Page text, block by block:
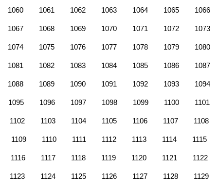
1060 1061 1062 1063 1064 1065 1066
1067 1068 1069 1070 1071 1072 1073
1074 1075 1076 1077 1078 1079 1080
1081 1082 1083 1084 1085 1086 1087
1088 1089 1090 1091 1092 1093 1094
1095 1096 1097 1098 1099 1100 1101
1102 1103 1104 1105 1106 1107 1108
1109 1110 1111 1112 1113 1114 1115
1116 1117 1118 1119 1120 1121 1122
1123 1124 1125 1126 1127 1128 1129